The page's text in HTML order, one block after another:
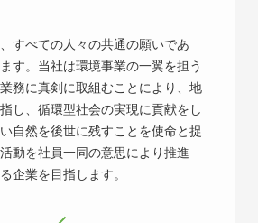
すべての人々の共通の願いであ
す。当社は環境事業の一翼を担う
務に真剣に取組むことにより、地
し、循環型社会の実現に貢献をし
自然を後世に残すことを使命と捉
動を社員一同の意思により推進
企業を目指します。